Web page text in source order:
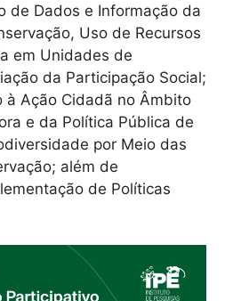
de Dados e Informação da
Uso de Recursos
em Unidades de
da Participação Social;
à Ação Cidadã no Âmbito
e da Política Pública de
por Meio das
além de
de Políticas